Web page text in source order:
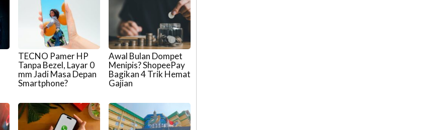
TECNO Pamer HP
Tanpa Bezel, Layar 0
mm Jadi Masa Depan
Smartphone?
Awal Bulan Dompet
Menipis? ShopeePay
Bagikan 4 Trik Hemat
Gajian